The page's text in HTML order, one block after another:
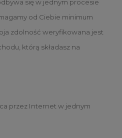
się w jednym procesie
od Ciebie minimum
zdolność weryfikowana jest
którą składasz na
przez Internet w jednym